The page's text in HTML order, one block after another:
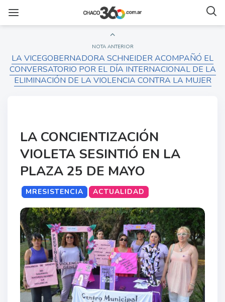
NOTA ANTERIOR
LA VICEGOBERNADORA SCHNEIDER ACOMPAÑÓ EL
CONVERSATORIO POR EL DÍA INTERNACIONAL DE LA
ELIMINACIÓN DE LA VIOLENCIA CONTRA LA MUJER
LA CONCIENTIZACIÓN
VIOLETA SESINTIÓ EN LA
PLAZA 25 DE MAYO
MRESISTENCIA ACTUALIDAD